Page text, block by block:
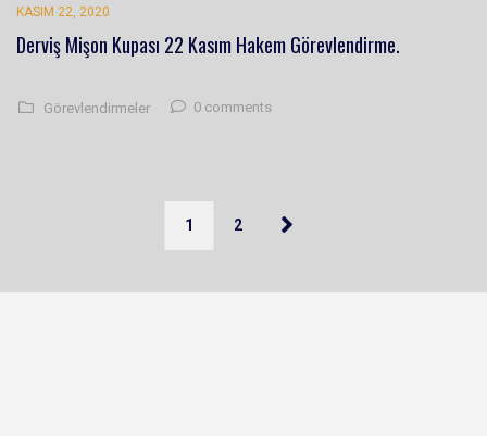
KASIM 22, 2020
Derviş Mişon Kupası 22 Kasım Hakem Görevlendirme.
Görevlendirmeler 0 comments
1 2